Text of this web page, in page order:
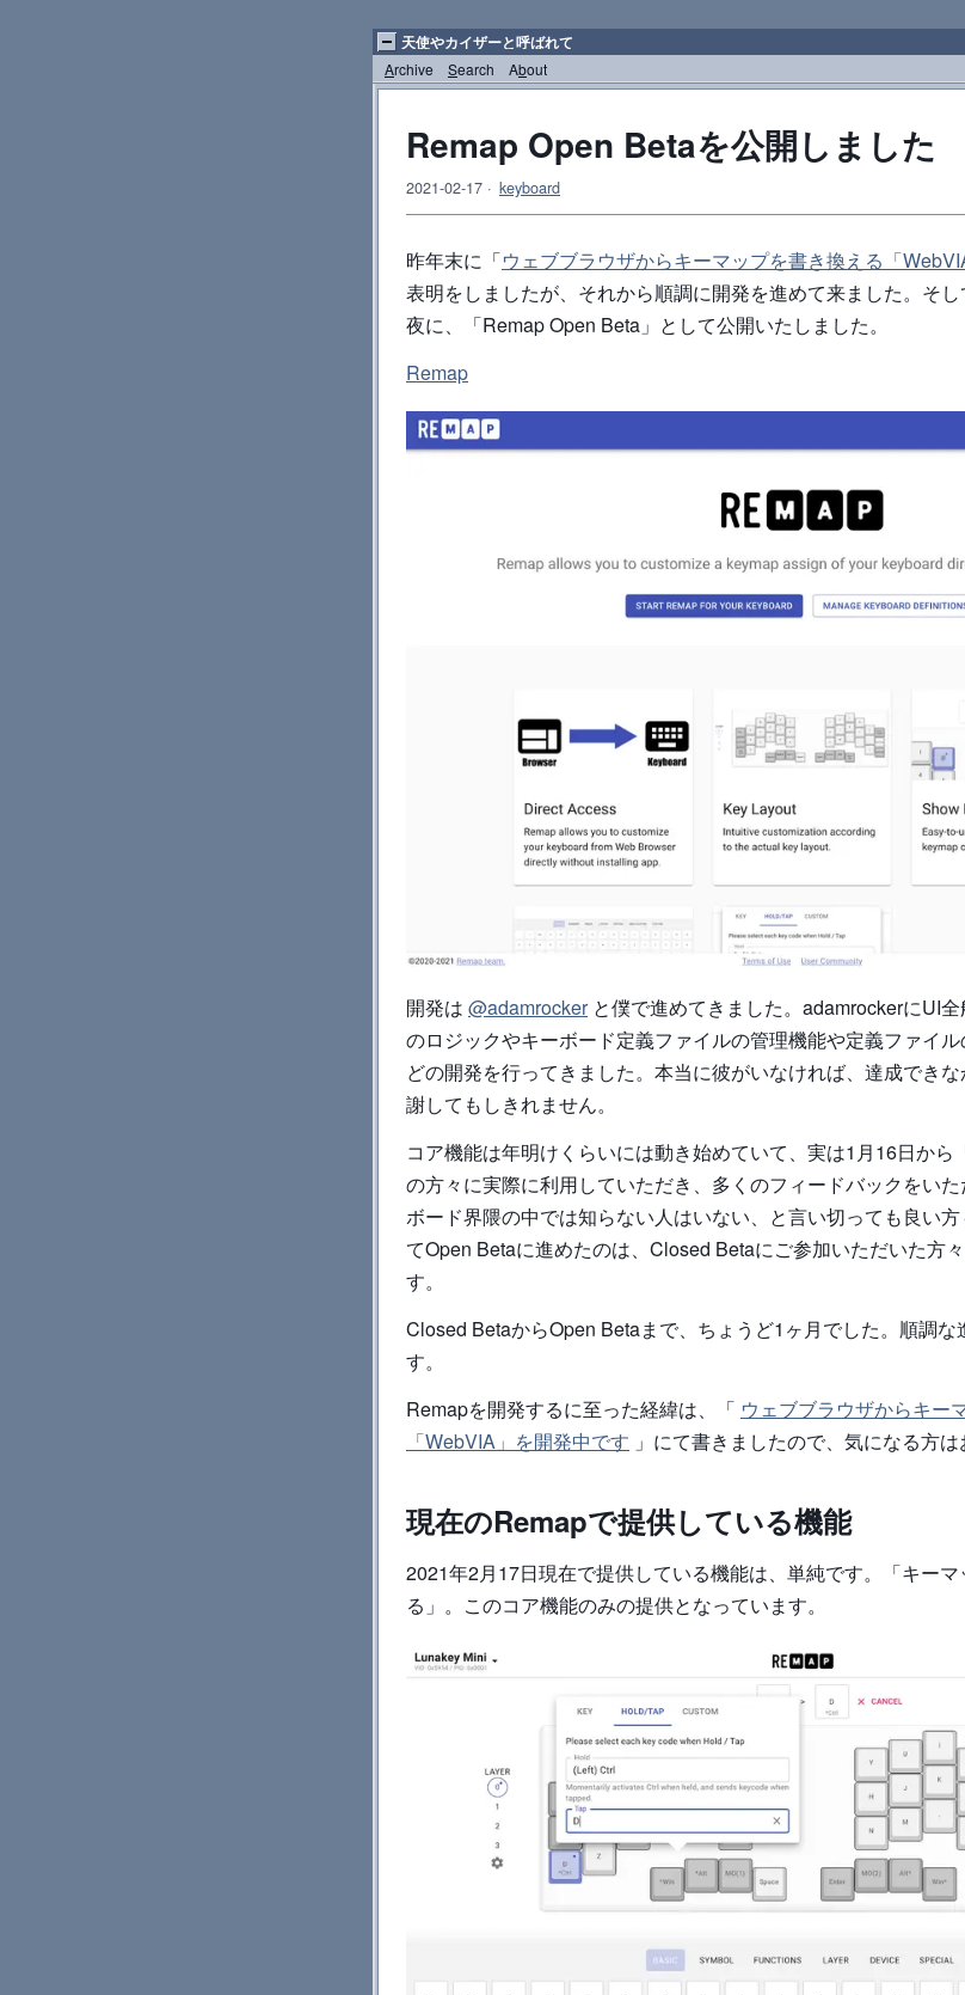
天使やカイザーと呼ばれて
Archive Search About
Remap Open Betaを公開しました
2021-02-17 · keyboard
昨年末に「ウェブブラウザからキーマップを書き換える「
表明をしましたが、それから順調に開発を進めて来ました。そ
夜に、「Remap Open Beta」として公開いたしました。
Remap
開発は @adamrockerと僕で進めてきました。adamrockerにUI
のロジックやキーボード定義ファイルの管理機能や定義ファイ
どの開発を行ってきました。本当に彼がいなければ、達成でき
謝してもしきれません。
コア機能は年明けくらいには動き始めていて、実は1月16日から
の方々に実際に利用していただき、多くのフィードバックをい
ボード界隈の中では知らない人はいない、と言い切っても良い
てOpen Betaに進めたのは、Closed Betaにご参加いただいた方
す。
Closed BetaからOpen Betaまで、ちょうど1ヶ月でした。順調な
す。
Remapを開発するに至った経緯は、「 ウェブブラウザからキー
「WebVIA」を開発中です 」にて書きましたので、気になる方は
現在のRemapで提供している機能
2021年2月17日現在で提供している機能は、単純です。「キー
る」。このコア機能のみの提供となっています。